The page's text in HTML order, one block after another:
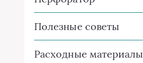
Полезные советы
Расходные материалы